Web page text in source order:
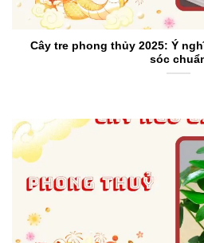
Cây tre phong thủy 2025: Ý
sóc